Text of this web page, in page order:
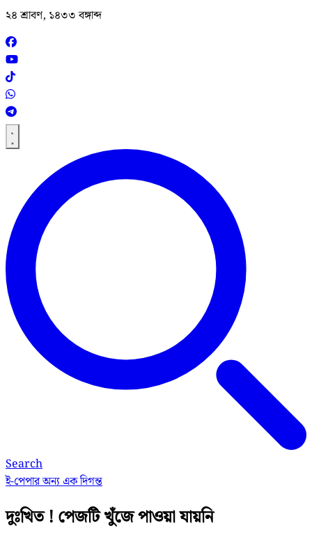
২৪ শ্রাবণ, ১৪৩৩ বঙ্গাব্দ
Search
ই-পেপারঅন্য এক দিগন্ত
দুঃখিত ! পেজটি খুঁজে পাওয়া যায়নি